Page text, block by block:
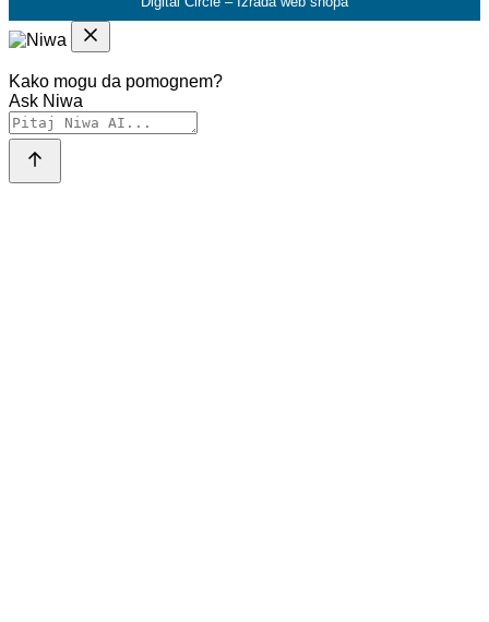
Kako mogu da pomognem?
Ask Niwa